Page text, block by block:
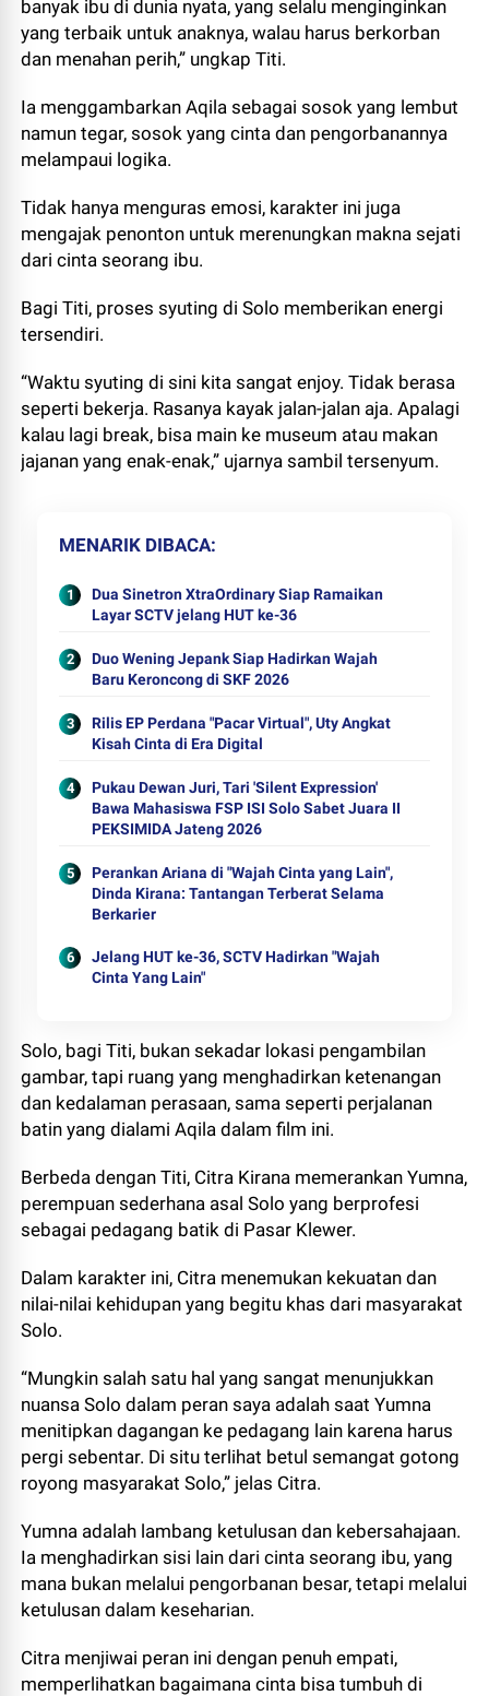
banyak ibu di dunia nyata, yang selalu menginginkan
yang terbaik untuk anaknya, walau harus berkorban
dan menahan perih,” ungkap Titi.
Ia menggambarkan Aqila sebagai sosok yang lembut
namun tegar, sosok yang cinta dan pengorbanannya
melampaui logika.
Tidak hanya menguras emosi, karakter ini juga
mengajak penonton untuk merenungkan makna sejati
dari cinta seorang ibu.
Bagi Titi, proses syuting di Solo memberikan energi
tersendiri.
“Waktu syuting di sini kita sangat enjoy. Tidak berasa
seperti bekerja. Rasanya kayak jalan-jalan aja. Apalagi
kalau lagi break, bisa main ke museum atau makan
jajanan yang enak-enak,” ujarnya sambil tersenyum.
MENARIK DIBACA
Dua Sinetron XtraOrdinary Siap Ramaikan
Layar SCTV jelang HUT ke-36
Duo Wening Jepank Siap Hadirkan Wajah
Baru Keroncong di SKF 2026
Rilis EP Perdana "Pacar Virtual", Uty Angkat
Kisah Cinta di Era Digital
Pukau Dewan Juri, Tari 'Silent Expression'
Bawa Mahasiswa FSP ISI Solo Sabet Juara II
PEKSIMIDA Jateng 2026
Perankan Ariana di "Wajah Cinta yang Lain",
Dinda Kirana: Tantangan Terberat Selama
Berkarier
Jelang HUT ke-36, SCTV Hadirkan "Wajah
Cinta Yang Lain"
Solo, bagi Titi, bukan sekadar lokasi pengambilan
gambar, tapi ruang yang menghadirkan ketenangan
dan kedalaman perasaan, sama seperti perjalanan
batin yang dialami Aqila dalam film ini.
Berbeda dengan Titi, Citra Kirana memerankan Yumna,
perempuan sederhana asal Solo yang berprofesi
sebagai pedagang batik di Pasar Klewer.
Dalam karakter ini, Citra menemukan kekuatan dan
nilai-nilai kehidupan yang begitu khas dari masyarakat
Solo.
“Mungkin salah satu hal yang sangat menunjukkan
nuansa Solo dalam peran saya adalah saat Yumna
menitipkan dagangan ke pedagang lain karena harus
pergi sebentar. Di situ terlihat betul semangat gotong
royong masyarakat Solo,” jelas Citra.
Yumna adalah lambang ketulusan dan kebersahajaan.
Ia menghadirkan sisi lain dari cinta seorang ibu, yang
mana bukan melalui pengorbanan besar, tetapi melalui
ketulusan dalam keseharian.
Citra menjiwai peran ini dengan penuh empati,
memperlihatkan bagaimana cinta bisa tumbuh di